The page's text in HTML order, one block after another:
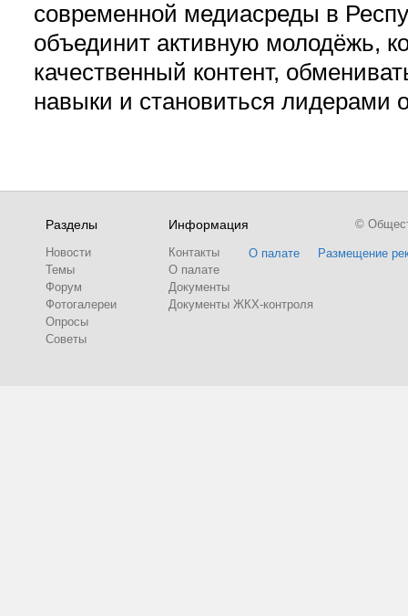
современной медиасреды в
объединит активную молодёжь,
качественный контент,
навыки и становиться лидерами
Разделы
Новости
Темы
Форум
Фотогалереи
Опросы
Советы
Информация
Контакты
О палате
Документы
Документы ЖКХ-контроля
О палате Размещение
©